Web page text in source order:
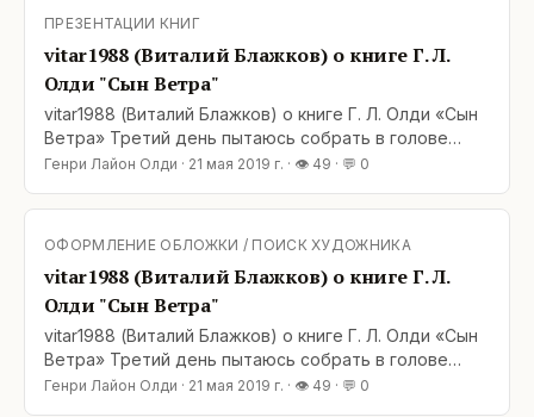
сюжетные в клубок
ПРЕЗЕНТАЦИИ КНИГ
vitar1988 (Виталий Блажков) о книге Г. Л.
Олди "Сын Ветра"
vitar1988 (Виталий Блажков) о книге Г. Л. Олди «Сын
Ветра» Третий день пытаюсь собрать в голове
свои мысли о «Сыне ветра». И — не могу. Олди, как
полностью разрешающийся в результате. Вот так
сюжетные в клубок
Генри Лайон Олди · 21 мая 2019 г. · 👁 49 · 💬 0
ОФОРМЛЕНИЕ ОБЛОЖКИ / ПОИСК ХУДОЖНИКА
vitar1988 (Виталий Блажков) о книге Г. Л.
Олди "Сын Ветра"
vitar1988 (Виталий Блажков) о книге Г. Л. Олди «Сын
Ветра» Третий день пытаюсь собрать в голове
свои мысли о «Сыне ветра». И — не могу. Олди, как
Генри Лайон Олди · 21 мая 2019 г. · 👁 49 · 💬 0